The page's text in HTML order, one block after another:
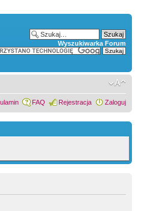
Wyszukiwarka Forum
FAQ Rejestracja Zaloguj